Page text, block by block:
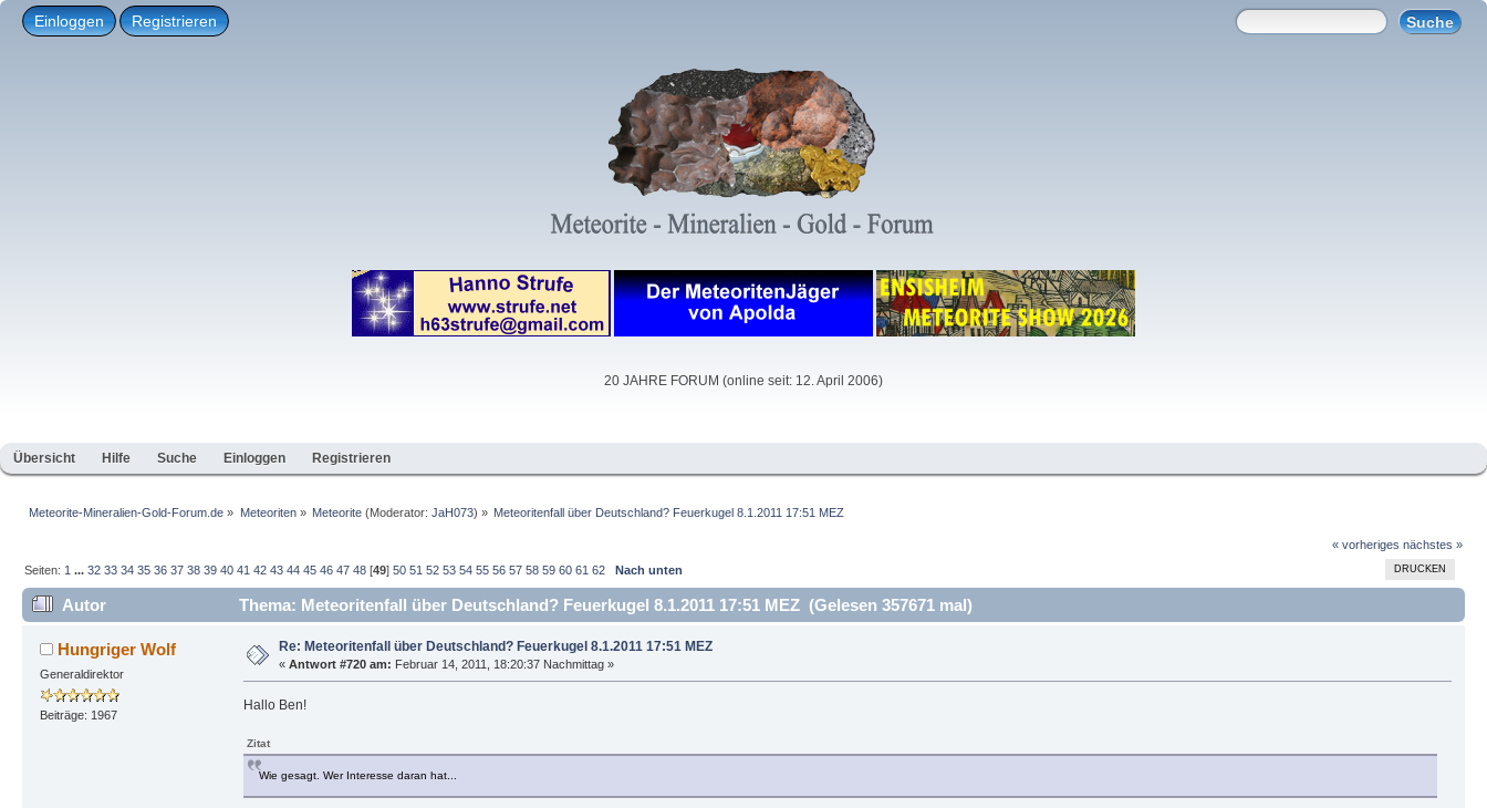
Einloggen Registrieren
20 JAHRE FORUM (online seit: 12. April 2006)
Übersicht Hilfe Suche Einloggen Registrieren
Meteorite-Mineralien-Gold-Forum.de » Meteoriten» Meteorite(Moderator: JaH073) » Meteoritenfall über Deutschland? Feuerkugel 8.1.2011 17:51 MEZ
« vorheriges nächstes »
DRUCKEN
Seiten: 1 ...32 33 34 35 36 37 38 39 40 41 42 43 44 45 46 47 48 [49]50 51 52 53 54 55 56 57 58 59 60 61 62 Nach unten
Autor Thema: Meteoritenfall über Deutschland? Feuerkugel 8.1.2011 17:51 MEZ (Gelesen 357671 mal)
Hungriger Wolf
Generaldirektor
Beiträge: 1967
Re: Meteoritenfall über Deutschland? Feuerkugel 8.1.2011 17:51 MEZ
« Antwort #720 am: Februar 14, 2011, 18:20:37 Nachmittag »
Hallo Ben!
Zitat
Wie gesagt. Wer Interesse daran hat...